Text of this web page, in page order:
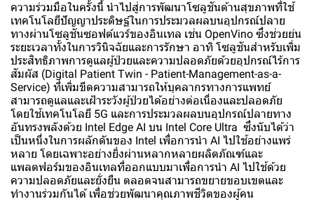
ความร่วมมือในครั้งนี้ นำไปสู่การพัฒนาโซลูชันด้านสุขภาพที่ใช้
เทคโนโลยีปัญญาประดิษฐ์ในการประมวลผลบนอุปกรณ์ปลาย
ทางผ่านโซลูชันซอฟต์แวร์ของอินเทล เช่น OpenVino ซึ่งช่วยย่น
ระยะเวลาทั้งในการวินิจฉัยและการรักษา อาทิ โซลูชันสำหรับเพิ่ม
ประสิทธิภาพการดูแลผู้ป่วยและความปลอดภัยด้วยอุปกรณ์ไร้การ
สัมผัส (Digital Patient Twin - Patient-Management-as-a-
Service) ที่เพิ่มขีดความสามารถให้บุคลากรทางการแพทย์
สามารถดูแลและเฝ้าระวังผู้ป่วยได้อย่างต่อเนื่องและปลอดภัย
โดยใช้เทคโนโลยี 5G และการประมวลผลบนอุปกรณ์ปลายทาง
อันทรงพลังด้วย Intel Edge AI บน Intel Core Ultra ซึ่งนับได้ว่า
เป็นหนึ่งในการผลักดันของ Intel เพื่อการนำ AI ไปใช้อย่างแพร่
หลาย โดยเฉพาะอย่างยิ่งผ่านหลากหลายผลิตภัณฑ์และ
แพลตฟอร์มของอินเทลที่ออกแบบมาเพื่อการนำ AI ไปใช้ด้วย
ความปลอดภัยและยั่งยืน ตลอดจนสามารถขยายขอบเขตและ
ทำงานร่วมกันได้ เพื่อช่วยพัฒนาคุณภาพชีวิตของผู้คน